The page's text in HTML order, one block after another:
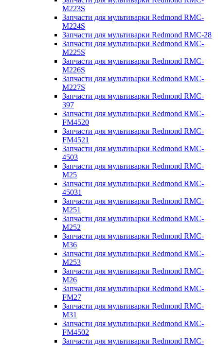
M223S
Запчасти для мультиварки Redmond RMC-
M224S
Запчасти для мультиварки Redmond RMC-28
Запчасти для мультиварки Redmond RMC-
M225S
Запчасти для мультиварки Redmond RMC-
M226S
Запчасти для мультиварки Redmond RMC-
M227S
Запчасти для мультиварки Redmond RMC-
397
Запчасти для мультиварки Redmond RMC-
FM4520
Запчасти для мультиварки Redmond RMC-
FM4521
Запчасти для мультиварки Redmond RMC-
4503
Запчасти для мультиварки Redmond RMC-
M25
Запчасти для мультиварки Redmond RMC-
45031
Запчасти для мультиварки Redmond RMC-
M251
Запчасти для мультиварки Redmond RMC-
M252
Запчасти для мультиварки Redmond RMC-
M36
Запчасти для мультиварки Redmond RMC-
M253
Запчасти для мультиварки Redmond RMC-
M26
Запчасти для мультиварки Redmond RMC-
FM27
Запчасти для мультиварки Redmond RMC-
M31
Запчасти для мультиварки Redmond RMC-
FM4502
Запчасти для мультиварки Redmond RMC-